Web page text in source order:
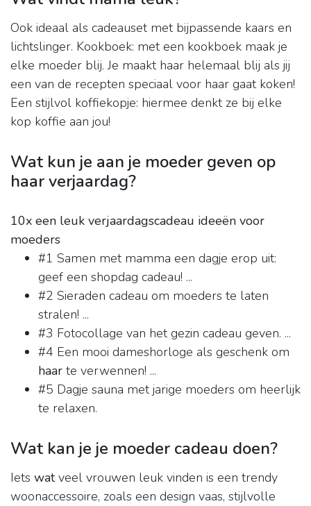
Ook ideaal als cadeauset met bijpassende kaars en
lichtslinger. Kookboek: met een kookboek maak je
elke moeder blij. Je maakt haar helemaal blij als jij
een van de recepten speciaal voor haar gaat koken!
Een stijlvol koffiekopje: hiermee denkt ze bij elke
kop koffie aan jou!
Wat kun je aan je moeder geven op
haar verjaardag?
10x een leuk verjaardagscadeau ideeën voor
moeders
#1 Samen met mamma een dagje erop uit:
geef een shopdag cadeau! ...
#2 Sieraden cadeau om moeders te laten
stralen! ...
#3 Fotocollage van het gezin cadeau geven. ...
#4 Een mooi dameshorloge als geschenk om
haar te verwennen! ...
#5 Dagje sauna met jarige moeders om heerlijk
te relaxen.
Wat kan je je moeder cadeau doen?
Iets watveel vrouwen leuk vinden is een trendy
woonaccessoire, zoals een design vaas, stijlvolle